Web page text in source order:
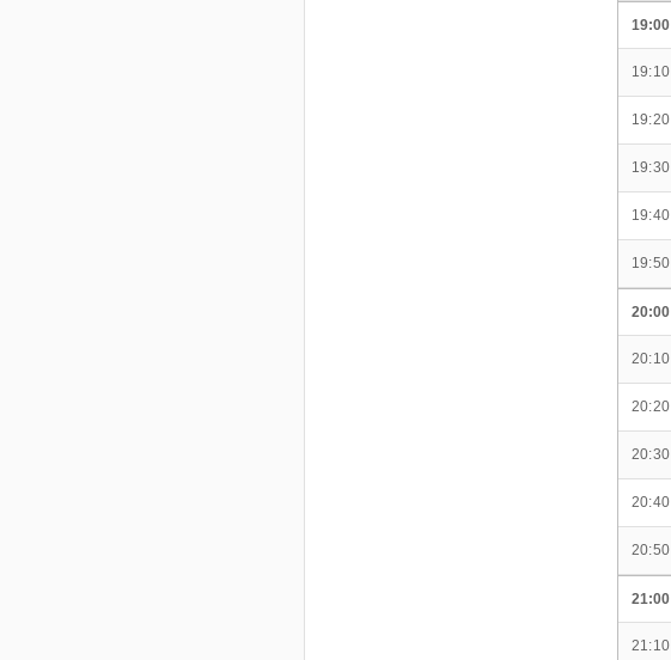
19:00
19:10
19:20
19:30
19:40
19:50
20:00
20:10
20:20
20:30
20:40
20:50
21:00
21:10